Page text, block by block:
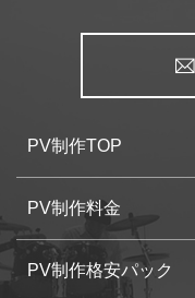
PV制作TOP
PV制作料金
PV制作格安パック